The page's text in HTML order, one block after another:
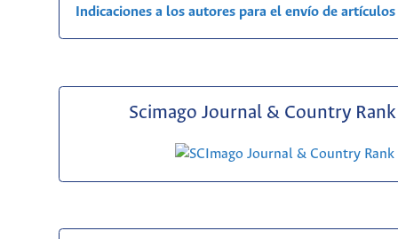
Indicaciones a los autores para el envío de artículos
Scimago Journal & Country Rank